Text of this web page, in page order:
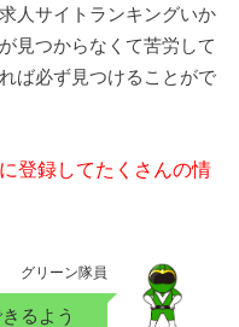
人サイトランキングいか
見つからなくて苦労して
ば必ず見つけることがで
登録してたくさんの情
グリーン隊員
るよう